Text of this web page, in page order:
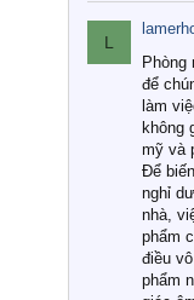
L
Phòng
để
làm
không
mỹ và
Để
nghỉ
nhà,
phẩm
điều
phẩm